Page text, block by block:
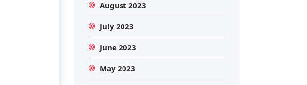
August 2023
July 2023
June 2023
May 2023